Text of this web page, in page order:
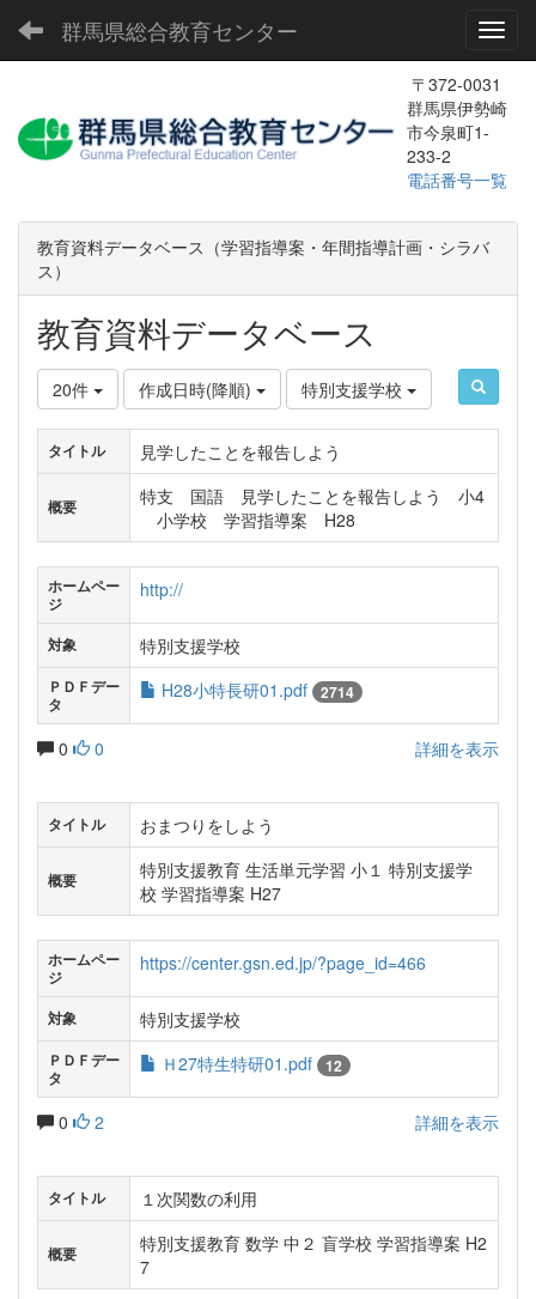
群馬県総合教育センター
〒372-0031
群馬県伊勢崎
市今泉町1-
233-2
電話番号一覧
教育資料データベース（学習指導案・年間指導計画・シラバ
ス）
教育資料データベース
20件 作成日時(降順) 特別支援学校
タイトル 見学したことを報告しよう
概要
特支 国語 見学したことを報告しよう 小4
小学校 学習指導案 H28
ホームペー
ジ
http://
対象 特別支援学校
ＰＤＦデー
タ
H28小特長研01.pdf 2714
0 0 詳細を表示
タイトル おまつりをしよう
概要
特別支援教育 生活単元学習 小１ 特別支援学
校 学習指導案 H27
ホームペー
ジ
https://center.gsn.ed.jp/?page_id=466
対象 特別支援学校
ＰＤＦデー
タ
Ｈ27特生特研01.pdf 12
0 2 詳細を表示
タイトル １次関数の利用
概要
特別支援教育 数学 中２ 盲学校 学習指導案 H2
7